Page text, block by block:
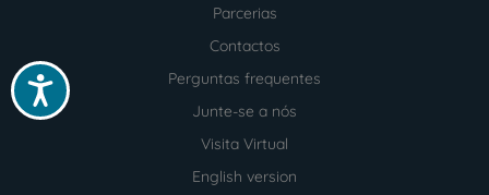
Acessibilidade
Parcerias
Contactos
Perguntas frequentes
Junte-se a nós
Visita Virtual
English version